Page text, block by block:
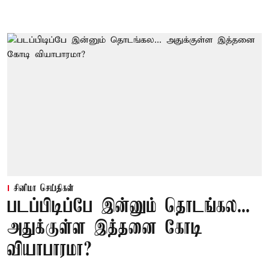
சினிமா செய்திகள்
படப்பிடிப்பே இன்னும் தொடங்கல...
அதுக்குள்ள இத்தனை கோடி
வியாபாரமா?